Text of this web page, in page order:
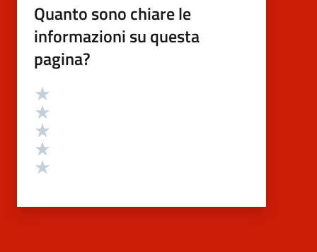
Quanto sono chiare le
informazioni su questa
pagina?
Valutazione